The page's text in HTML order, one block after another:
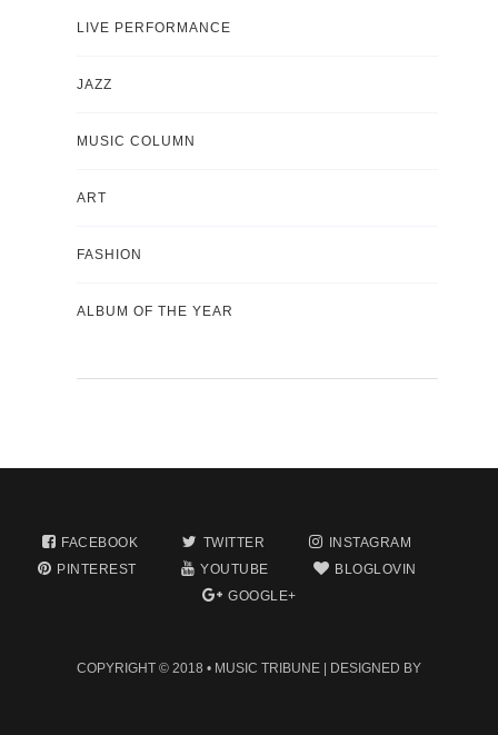
LIVE PERFORMANCE
JAZZ
MUSIC COLUMN
ART
FASHION
ALBUM OF THE YEAR
FACEBOOK TWITTER
INSTAGRAM
PINTEREST
YOUTUBE
BLOGLOVIN
GOOGLE+
COPYRIGHT © 2018 • MUSIC TRIBUNE | DESIGNED BY